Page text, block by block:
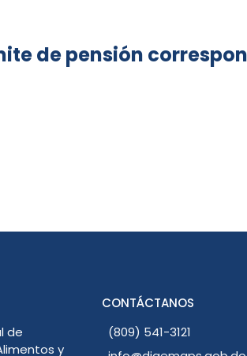
de pensión
de
y
CONTÁCTANOS
(809) 541-3121